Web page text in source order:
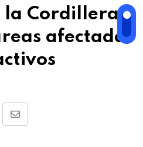
la Cordillera:
afectadas
Share